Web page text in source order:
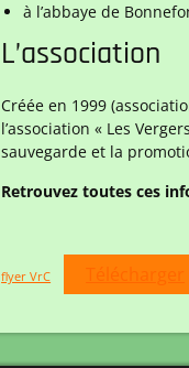
à l’abbaye de
L’association
Créée en 1999
l’association « Les
sauvegarde et la
Retrouvez toutes ces
flyer VrC Télécharger